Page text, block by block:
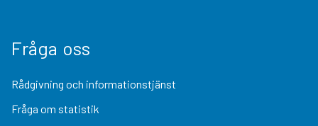
Fråga oss
Rådgivning och informationstjänst
Fråga om statistik